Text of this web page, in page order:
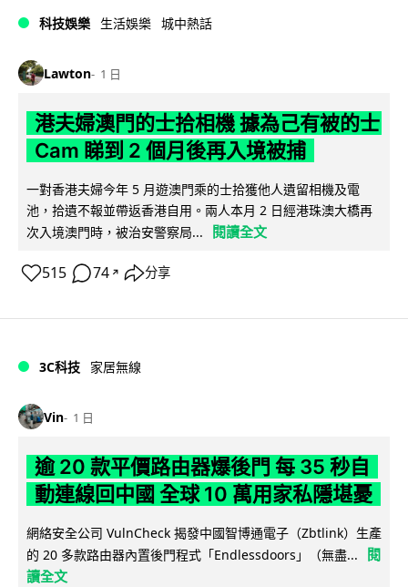
科技娛樂 生活娛樂 城中熱話
Lawton 1 日
港夫婦澳門的士拾相機 據為己有被的士
Cam 睇到 2 個月後再入境被捕
一對香港夫婦今年 5 月遊澳門乘的士拾獲他人遺留相機及電
池，拾遺不報並帶返香港自用。兩人本月 2 日經港珠澳大橋再
次入境澳門時，被治安警察局...
閱讀全文
515 74 ↗ 分享
3C科技 家居無線
Vin 1 日
逾 20 款平價路由器爆後門 每 35 秒自
動連線回中國 全球 10 萬用家私隱堪憂
網絡安全公司 VulnCheck 揭發中國智博通電子（Zbtlink）生產
的 20 多款路由器內置後門程式「Endlessdoors」（無盡...
閱
讀全文